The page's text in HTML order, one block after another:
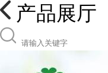
产品展厅